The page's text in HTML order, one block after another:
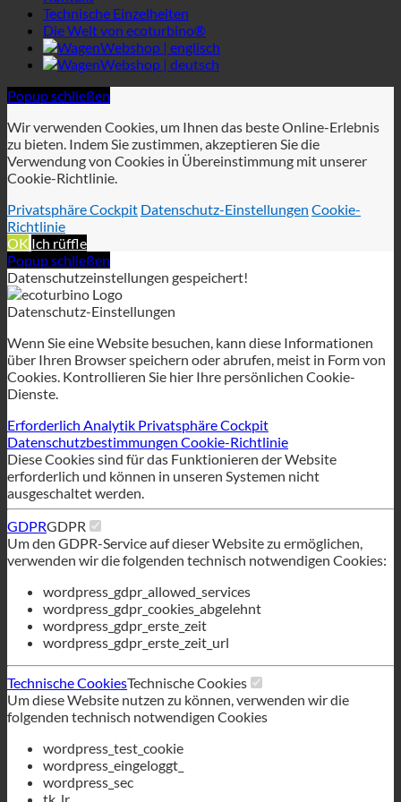
Die Welt von ecoturbino®
Webshop | englisch
Webshop | deutsch
Popup schließen
Wir verwenden Cookies, um Ihnen das beste Online-Erlebnis
Verwendung von Cookies in Übereinstimmung mit unserer
Cookie-Richtlinie.
Privatsphäre Cockpit
OKIch rüffle
Popup schließen
Datenschutzeinstellungen gespeichert!
Datenschutz-Einstellungen
Wenn Sie eine Website besuchen, kann diese Informationen
Cookies. Kontrollieren Sie hier Ihre persönlichen Cookie-
Dienste.
Erforderlich
Diese Cookies sind für das Funktionieren der Website
erforderlich und können in unseren Systemen nicht
ausgeschaltet werden.
GDPRGDPR
Um den GDPR-Service auf dieser Website zu ermöglichen,
verwenden wir die folgenden technisch notwendigen Cookies:
wordpress_gdpr_allowed_services
wordpress_gdpr_erste_zeit
wordpress_gdpr_erste_zeit_url
Technische Cookies Technische Cookies
Um diese Website nutzen zu können, verwenden wir die
folgenden technisch notwendigen Cookies
wordpress_test_cookie
wordpress_sec
tk_lr
tk_oder